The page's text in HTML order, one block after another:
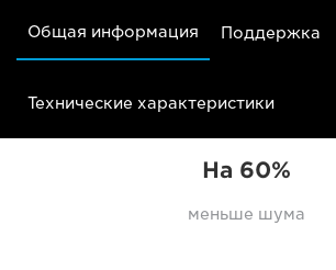
Общая информация Поддержка
Технические характеристики
На 60%
меньше шума